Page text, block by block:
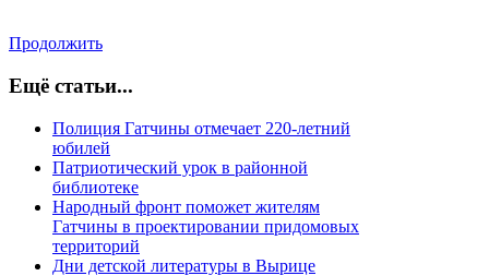
Продолжить
Ещё статьи...
Полиция Гатчины отмечает 220-летний
юбилей
Патриотический урок в районной
библиотеке
Народный фронт поможет жителям
Гатчины в проектировании придомовых
территорий
Дни детской литературы в Вырице